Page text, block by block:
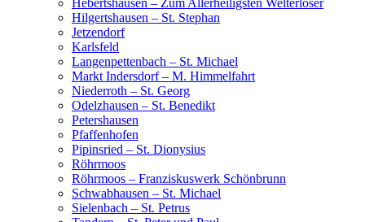
Hebertshausen – Zum Allerheiligsten Welterlöser
Hilgertshausen – St. Stephan
Jetzendorf
Karlsfeld
Langenpettenbach – St. Michael
Markt Indersdorf – M. Himmelfahrt
Niederroth – St. Georg
Odelzhausen – St. Benedikt
Petershausen
Pfaffenhofen
Pipinsried – St. Dionysius
Röhrmoos
Röhrmoos – Franziskuswerk Schönbrunn
Schwabhausen – St. Michael
Sielenbach – St. Petrus